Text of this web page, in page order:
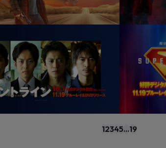
12345...19